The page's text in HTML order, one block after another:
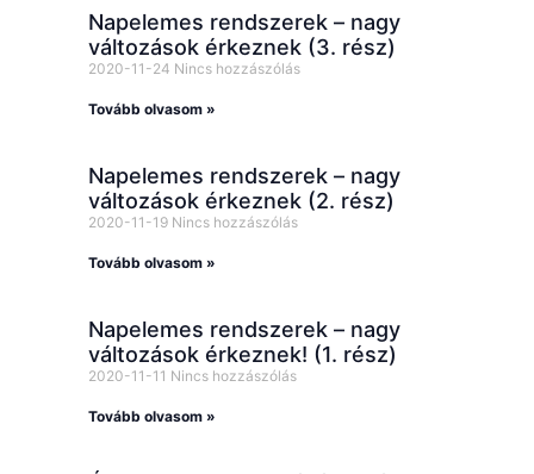
Napelemes rendszerek – nagy
változások érkeznek (3. rész)
2020-11-24 Nincs hozzászólás
Tovább olvasom »
Napelemes rendszerek – nagy
változások érkeznek (2. rész)
2020-11-19 Nincs hozzászólás
Tovább olvasom »
Napelemes rendszerek – nagy
változások érkeznek! (1. rész)
2020-11-11 Nincs hozzászólás
Tovább olvasom »